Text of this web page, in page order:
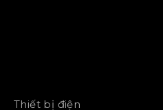
Thiết bị điện